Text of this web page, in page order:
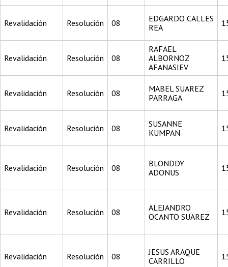
Revalidación Resolución 08
EDGARDO CALLES
REA
Revalidación Resolución 08
RAFAEL
ALBORNOZ
AFANASIEV
Revalidación Resolución 08
MABEL SUAREZ
PARRAGA
Revalidación Resolución 08
SUSANNE
KUMPAN
Revalidación Resolución 08
BLONDDY
ADONUS
Revalidación Resolución 08
ALEJANDRO
OCANTO SUAREZ
Revalidación Resolución 08
JESUS ARAQUE
CARRILLO